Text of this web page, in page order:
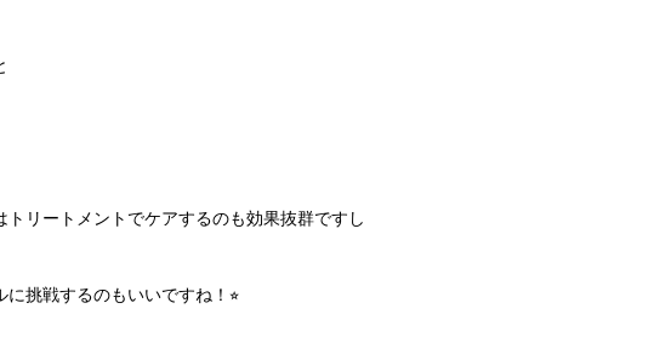
リートメントでケアするのも効果抜群ですし
挑戦するのもいいですね！⭐︎